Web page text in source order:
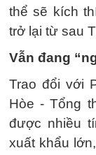
thể sẽ kích
trở lại từ sau
Vẫn đang
Trao đổi với
Hòe - Tổng
được nhiều
xuất khẩu